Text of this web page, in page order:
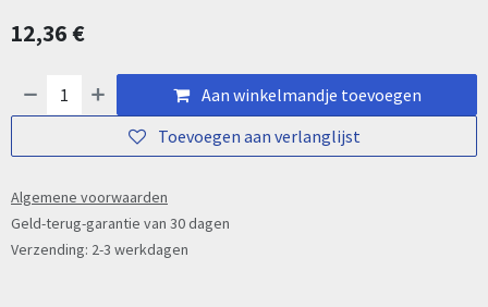
12,36€
Aan winkelmandje toevoegen
Toevoegen aan verlanglijst
Algemene voorwaarden
Geld-terug-garantie van 30 dagen
Verzending: 2-3 werkdagen